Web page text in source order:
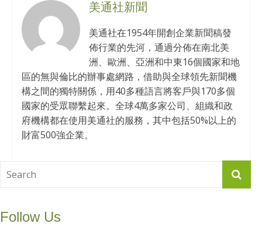
美通社新聞
美通社在1954年開創企業新聞稿發
佈行業的先河，通過分佈在南北美
洲、歐洲、亞洲和中東16個國家和地
區的無與倫比的辦事處網路，借助與全球領先新聞機
構之間的獨特關係，用40多種語言將客戶與170多個
國家的受眾聯繫起來。全球4萬多家公司、組織和政
府機構都在使用美通社的服務，其中包括50%以上的
財富500強企業。
Follow Us